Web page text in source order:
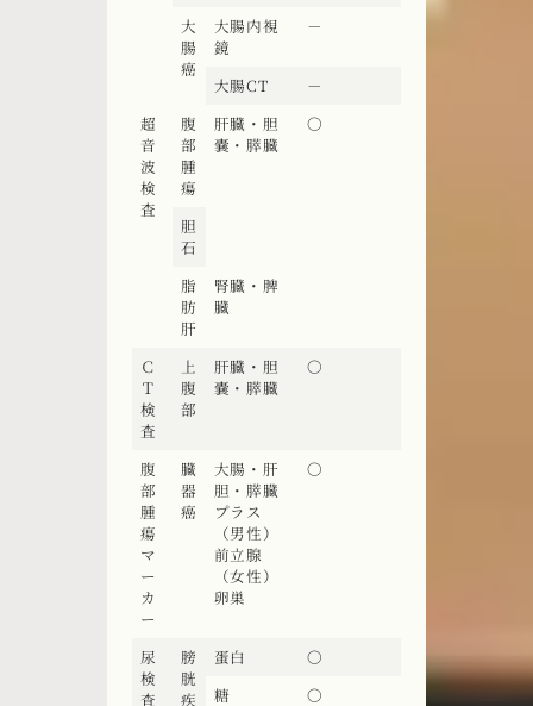
大
腸
癌
大腸内視
鏡
－
大腸CT
－
超
音
波
検
査
腹
部
腫
瘍
肝臓・胆
嚢・膵臓
〇
胆
石
脂
肪
肝
腎臓・脾
臓
Ｃ
Ｔ
検
査
上
腹
部
肝臓・胆
嚢・膵臓
〇
腹
部
腫
瘍
マ
ー
カ
ー
臓
器
癌
大腸・肝
胆・膵臓
プラス
（男性）
前立腺
（女性）
卵巣
〇
尿
検
査
膀
胱
疾
蛋白
〇
糖
〇